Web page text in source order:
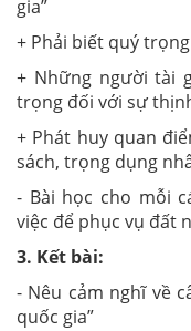
gia”
+ Phải biết quý
+ Những người tài
trọng đối với sự
+ Phát huy quan
sách, trọng dụng
- Bài học cho mỗi
việc để phục vụ đất
3. Kết bài:
- Nêu cảm nghĩ về
quốc gia”